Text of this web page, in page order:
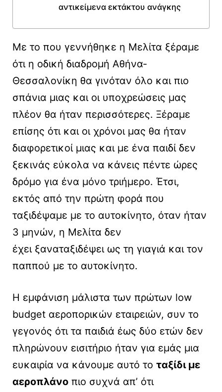
αντικείμενα εκτάκτου ανάγκης
Με το που γεννήθηκε η Μελίτα ξέραμε
ότι η οδική διαδρομή Αθήνα-
Θεσσαλονίκη θα γινόταν όλο και πιο
σπάνια μιας και οι υποχρεώσεις μας
πλέον θα ήταν περισσότερες. Ξέραμε
επίσης ότι και οι χρόνοι μας θα ήταν
διαφορετικοί μιας και με ένα παιδί δεν
ξεκινάς εύκολα να κάνεις πέντε ώρες
δρόμο για ένα μόνο τριήμερο. Έτσι,
εκτός από την πρώτη φορά που
ταξιδέψαμε με το αυτοκίνητο, όταν ήταν
3 μηνών, η Μελίτα δεν
έχει ξαναταξιδέψει ως τη γιαγιά και τον
παππού με το αυτοκίνητο.
Η εμφάνιση μάλιστα των πρώτων low
budget αεροπορικών εταιρειών, συν το
γεγονός ότι τα παιδιά έως δύο ετών δεν
πληρώνουν εισιτήριο ήταν για εμάς μια
ευκαιρία να κάνουμε αυτό το ταξίδι με
αεροπλάνο πιο συχνά απ’ ότι